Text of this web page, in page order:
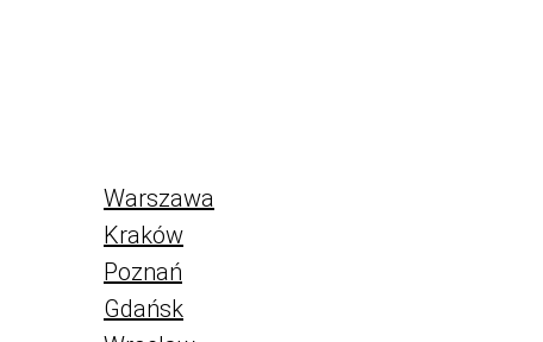
Warszawa
Kraków
Poznań
Gdańsk